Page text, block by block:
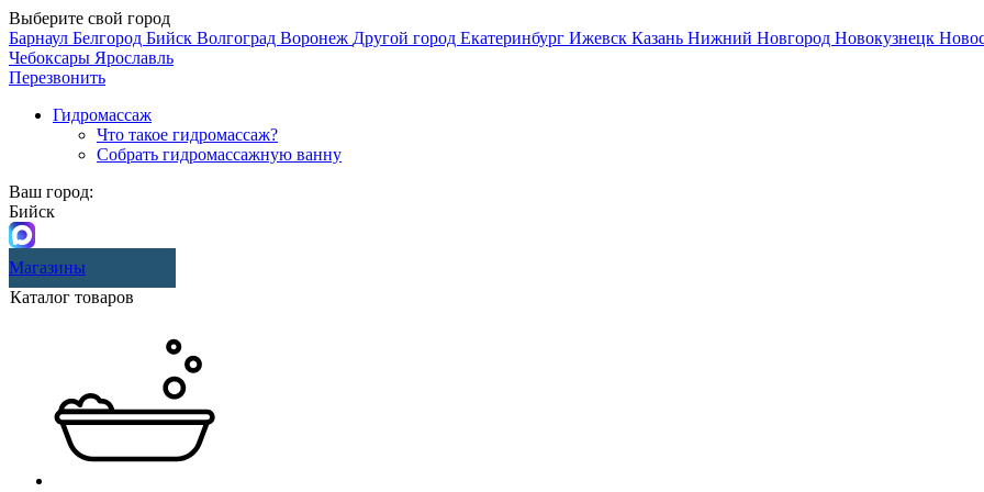
Выберите свой город
Барнаул Белгород Бийск Волгоград Воронеж Другой город Екатеринбург Ижевск Казань Нижний Новгород Новокузнецк
Чебоксары Ярославль
Перезвонить
Гидромассаж
Что такое гидромассаж?
Собрать гидромассажную ванну
Ваш город:
Бийск
Магазины
Каталог товаров